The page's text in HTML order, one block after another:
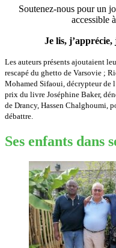
Soutenez-nous pour un
accessible
Je lis, j’apprécie,
Les auteurs présents ajoutaient
rescapé du ghetto de Varsovie ;
Mohamed Sifaoui, décrypteur de
prix du livre Joséphine Baker,
de Drancy, Hassen Chalghoumi,
débattre.
Ses enfants dans